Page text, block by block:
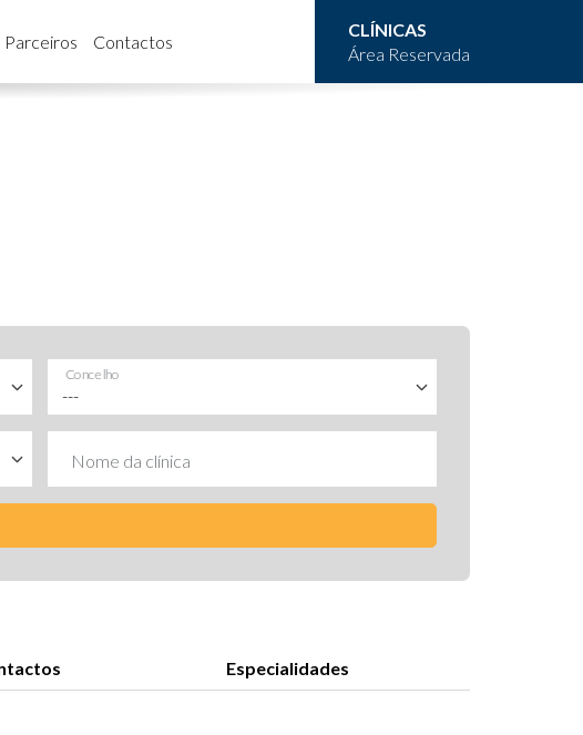
Parceiros Contactos
CLÍNICAS
Área Reservada
Concelho
Nome da clínica
Especialidades